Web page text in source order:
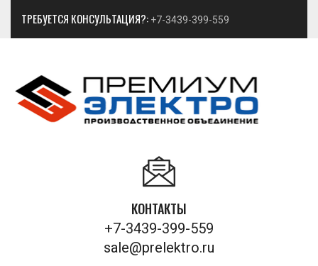
ТРЕБУЕТСЯ КОНСУЛЬТАЦИЯ?: +7-3439-399-559
КОНТАКТЫ
+7-3439-399-559
sale@prelektro.ru